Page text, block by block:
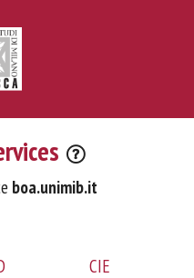
boa.unimib.it
CIE